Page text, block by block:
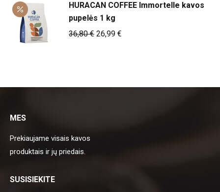
43,80 €.33,95 €.
HURACAN COFFEE Immortelle kavos
pupelės 1 kg
36,80€ Original
26,99 €
MES
Prekiaujame visais kavos
produktais ir jų priedais.
SUSISIEKITE